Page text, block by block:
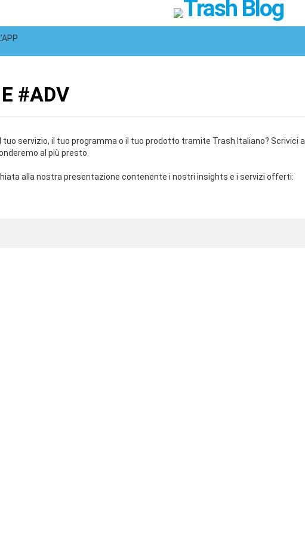
Facebook
Twitter
Instagram
Spotify
TikTok
#ADV
tuo servizio, il tuo programma o il tuo prodotto tramite Trash Italiano? Scrivici a
al più presto.
alla nostra presentazione contenente i nostri insights e i servizi offerti: